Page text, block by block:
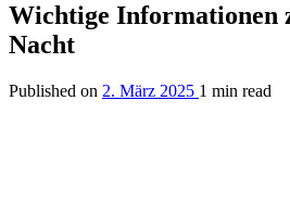
Wichtige Informationen
Nacht
Published on 2. März 2025 1 min read